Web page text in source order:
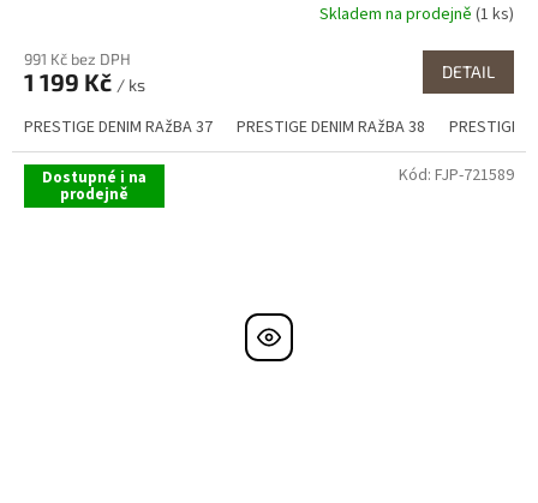
Skladem na prodejně (1 ks)
991 Kč bez DPH
1 199 Kč / ks
DETAIL
PRESTIGE DENIM RAžBA 37 PRESTIGE DENIM RAžBA 38 PRESTIGE
Dostupné i na
prodejně
Kód: FJP-721589